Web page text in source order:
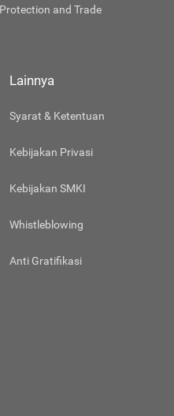
and Trade
Lainnya
Syarat & Ketentuan
Kebijakan Privasi
Kebijakan SMKI
Whistleblowing
Anti Gratifikasi